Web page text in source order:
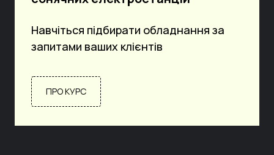
Навчіться підбирати обладнання за
запитами ваших клієнтів
ПРО КУРС